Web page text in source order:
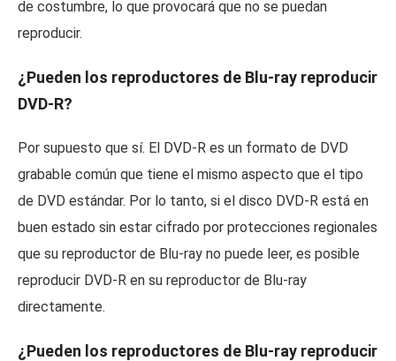
de costumbre, lo que provocará que no se puedan
reproducir.
¿Pueden los reproductores de Blu-ray reproducir
DVD-R?
Por supuesto que sí. El DVD-R es un formato de DVD
grabable común que tiene el mismo aspecto que el tipo
de DVD estándar. Por lo tanto, si el disco DVD-R está en
buen estado sin estar cifrado por protecciones regionales
que su reproductor de Blu-ray no puede leer, es posible
reproducir DVD-R en su reproductor de Blu-ray
directamente.
¿Pueden los reproductores de Blu-ray reproducir